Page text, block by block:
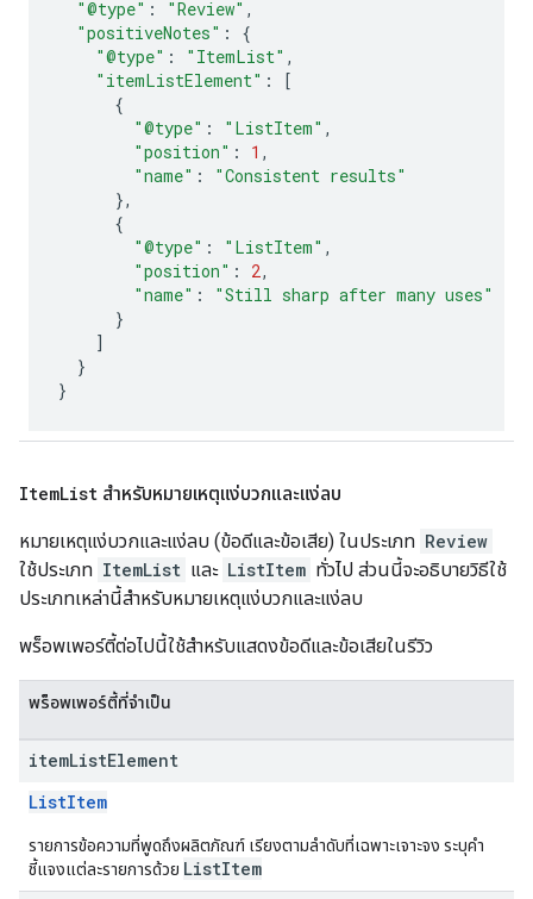
"@type" : "Review" ,
"positiveNotes" :
{
"@type" : "ItemList" ,
"itemListElement" :
[
{
"@type" : "ListItem" ,
"position" : 1 ,
"name" :
"Consistent results"
},
{
"@type" : "ListItem" ,
"position" : 2,
"name" :
"Still sharp after many uses"
}
]
}
}
ItemList สําหรับหมายเหตุแง่บวกและแง่ลบ
หมายเหตุแง่บวกและแง่ลบ (ข้อดีและข้อเสีย) ในประเภท Review
ใช้ประเภท ItemList และ ListItem ทั่วไป ส่วนนี้จะอธิบายวิธีใช้
ประเภทเหล่านี้สําหรับหมายเหตุแง่บวกและแง่ลบ
พร็อพเพอร์ตี้ต่อไปนี้ใช้สําหรับแสดงข้อดีและข้อเสียในรีวิว
พร็อพเพอร์ตี้ที่จำเป็น
itemListElement
ListItem
รายการข้อความที่พูดถึงผลิตภัณฑ์ เรียงตามลําดับที่เฉพาะเจาะจง ระบุคํา
ชี้แจงแต่ละรายการด้วย ListItem